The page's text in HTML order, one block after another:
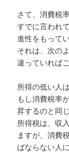
さて、消費税
すでに言われ
進性をもってい
それは、次の
違っていれば
所得の低い人
もし消費税率
昇するのと同
所得税は、収
ますが、消費
ばならない人